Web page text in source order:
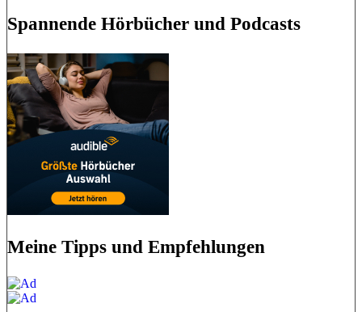
Spannende Hörbücher und Podcasts
Meine Tipps und Empfehlungen